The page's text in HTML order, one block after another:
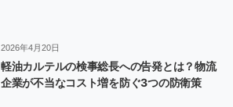
2026年4月20日
軽油カルテルの検事総長への告発とは？物流
企業が不当なコスト増を防ぐ3つの防衛策